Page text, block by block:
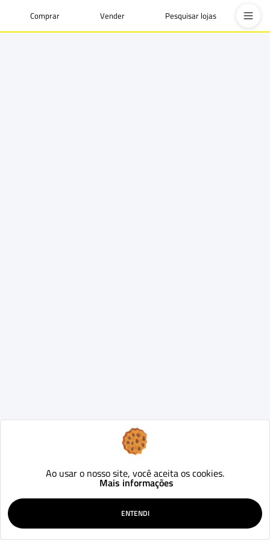
Comprar Vender Pesquisar lojas
Ao usar o nosso site, você aceita os cookies.
Mais informações
ENTENDI